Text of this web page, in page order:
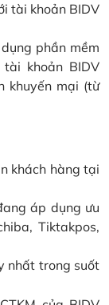
tài khoản BIDV
phần mềm
khoản BIDV
khuyến mại (từ
khách hàng tại
áp dụng ưu
Tiktakpos,
nhất trong suốt